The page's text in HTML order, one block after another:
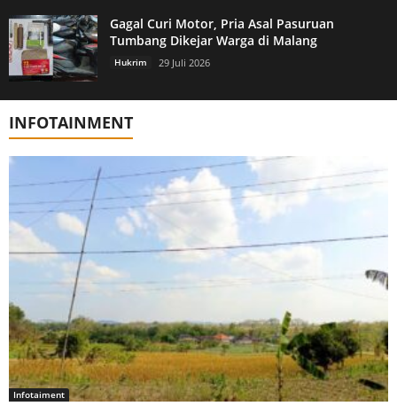
Gagal Curi Motor, Pria Asal Pasuruan
Tumbang Dikejar Warga di Malang
Hukrim 29 Juli 2026
INFOTAINMENT
Infotaiment